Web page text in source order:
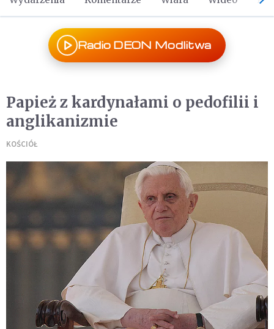
Radio DEON Modlitwa
Papież z kardynałami o pedofilii i
anglikanizmie
KOŚCIÓŁ